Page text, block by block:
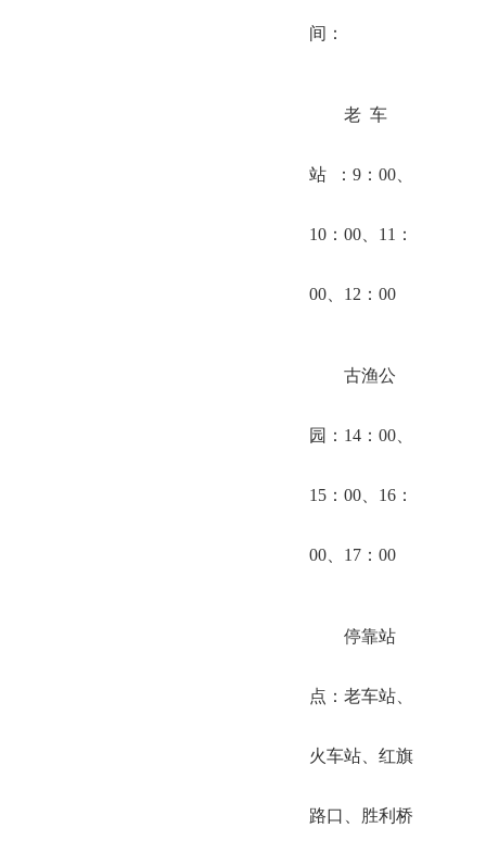
间：
老 车
站 ：9：00、
10：00、11：
00、12：00
古渔公
园：14：00、
15：00、16：
00、17：00
停靠站
点：老车站、
火车站、红旗
路口、胜利桥